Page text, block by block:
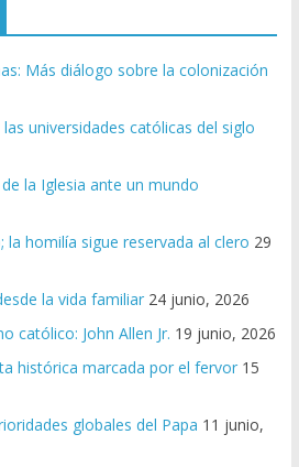
Más diálogo sobre la colonización
universidades católicas del siglo
la Iglesia ante un mundo
la homilía sigue reservada al clero 29
la vida familiar 24 junio, 2026
católico: John Allen Jr. 19 junio, 2026
histórica marcada por el fervor 15
globales del Papa 11 junio,